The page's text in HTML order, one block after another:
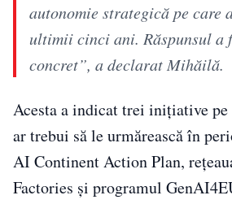
autonomie strategică pe care
ultimii cinci ani. Răspunsul a
concret”, a declarat Mihăilă.
Acesta a indicat trei inițiative
ar trebui să le urmărească în
AI Continent Action Plan,
Factories și programul